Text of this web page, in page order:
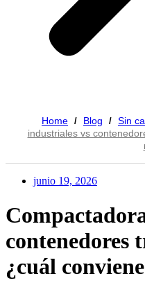
Home / Blog / Sin
industriales vs
junio 19, 2026
contenedores
¿cuál